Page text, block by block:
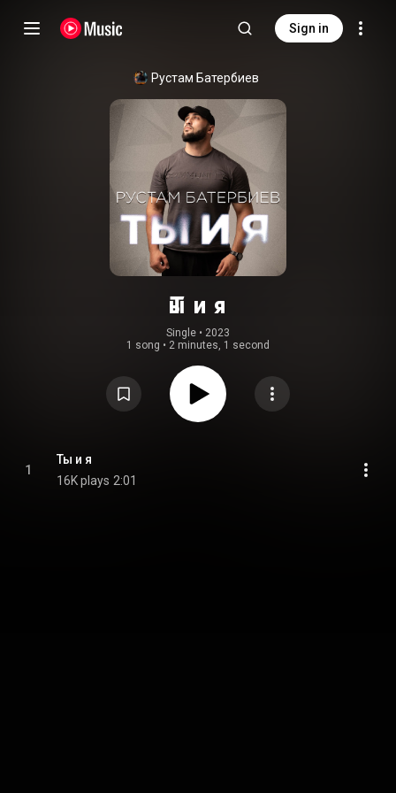
Sign in
Рустам Батербиев
Ты и я
Single • 2023
1 song • 2 minutes, 1 second
1
Ты и я
16K plays 2:01